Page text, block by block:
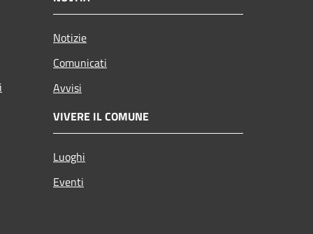
Notizie
Comunicati
Avvisi
VIVERE IL COMUNE
Luoghi
Eventi